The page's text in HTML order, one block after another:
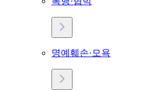
명예훼손·모욕